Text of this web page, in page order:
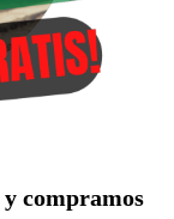
y compramos